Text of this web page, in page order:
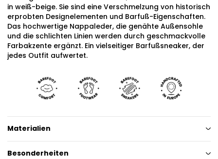
in weiß-beige. Sie sind eine Verschmelzung von historisch
erprobten Designelementen und Barfuß-Eigenschaften.
Das hochwertige Nappaleder, die genähte Außensohle
und die schlichten Linien werden durch geschmackvolle
Farbakzente ergänzt. Ein vielseitiger Barfußsneaker, der
jedes Outfit aufwertet.
Materialien
Besonderheiten